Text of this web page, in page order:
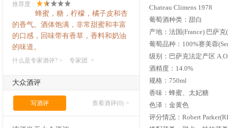
推荐度 :
蜂蜜，糖，柠檬，橘子皮和杏
的香气。酒体饱满，非常甜蜜和丰富
的口感，回味带有香草，香料和奶油
的味道。
什么是专家酒评? > 专家团 >
大众酒评
写酒评 >
查看酒评(0)
Chateau Climens 1978
葡萄酒种类：甜白
产地：法国(France) 巴萨克
葡萄品种：100%赛美蓉
级别：巴萨克法定产区
酒精度：14.0%
规格：750ml
香味：蜂蜜、太妃糖
色泽：金黄色
评分情况：Robert